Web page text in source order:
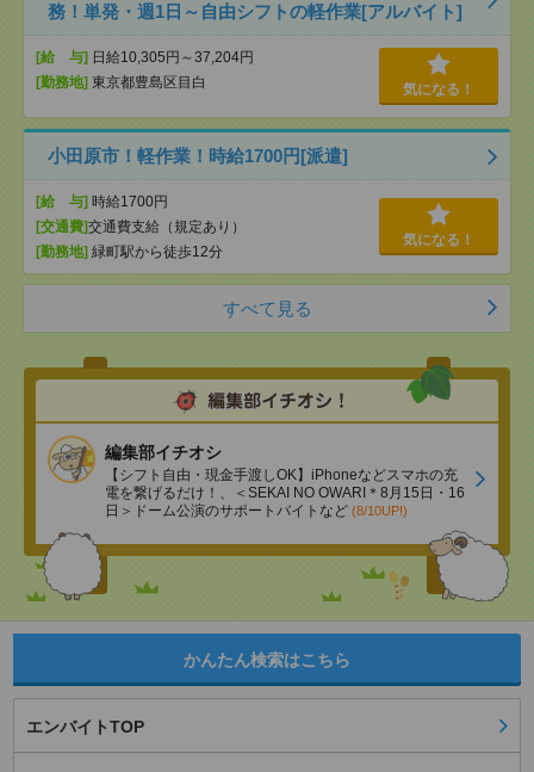
務！単発・週1日～自由シフトの軽作業[アルバイト]
[給 与] 日給10,305円～37,204円
[勤務地] 東京都豊島区目白 気になる！
小田原市！軽作業！時給1700円[派遣]
[給 与] 時給1700円
[交通費]交通費支給（規定あり）
[勤務地] 緑町駅から徒歩12分
気になる！
すべて見る
編集部イチオシ
【シフト自由・現金手渡しOK】iPhoneなどスマホの充
電を繋げるだけ！、＜SEKAI NO OWARI＊8月15日・16
日＞ドーム公演のサポートバイトなど (8/10UP!)
かんたん検索はこちら
エンバイトTOP